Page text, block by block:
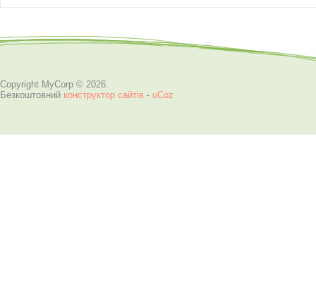
Copyright MyCorp © 2026
Безкоштовний конструктор сайтів - uCoz